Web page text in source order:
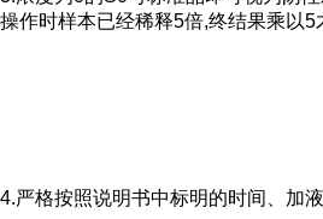
操作时样本已经稀释5倍,终结果乘以5
4.严格按照说明书中标明的时间、加